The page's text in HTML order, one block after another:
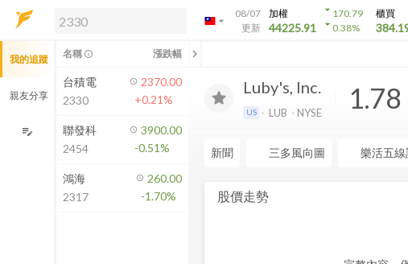
arrow_drop_down
08/07
更新
加權
44225.91
arrow_drop_down170.79
arrow_drop_down0.38%
櫃買
解鎖即時行情及進階功能
方案」，即可解鎖以下功能：
即時行情
即時市況與排行
成交金額熱力圖
前往方案訂閱
如何綁定合作券商
Luby's, Inc.
US LUB NYSE 1.78
新聞 三多風向圖 樂活五線
股價走勢
我的追蹤
親友分享
edit_note
名稱 info_outline 漲跌幅 chevron_left
台積電
2330
2370.00
+0.21%
聯發科
2454
3900.00
-0.51%
鴻海
2317
260.00
-1.70%